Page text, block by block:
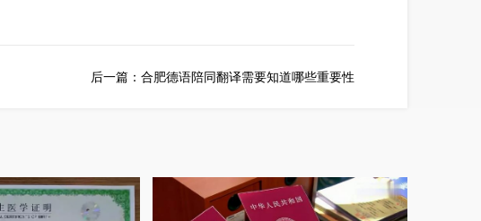
后一篇： 合肥德语陪同翻译需要知道哪些重要性